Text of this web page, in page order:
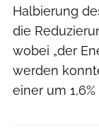
Halbierung
die
wobei „der
werden
einer um